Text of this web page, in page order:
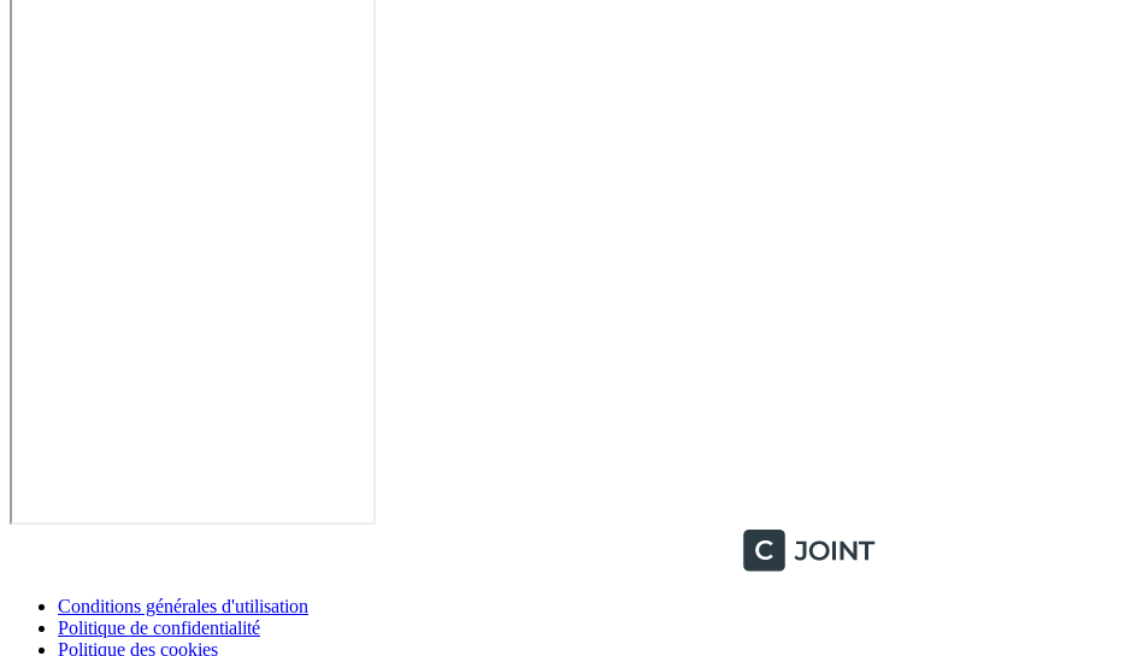
Conditions générales d'utilisation
Politique de confidentialité
Politique des cookies